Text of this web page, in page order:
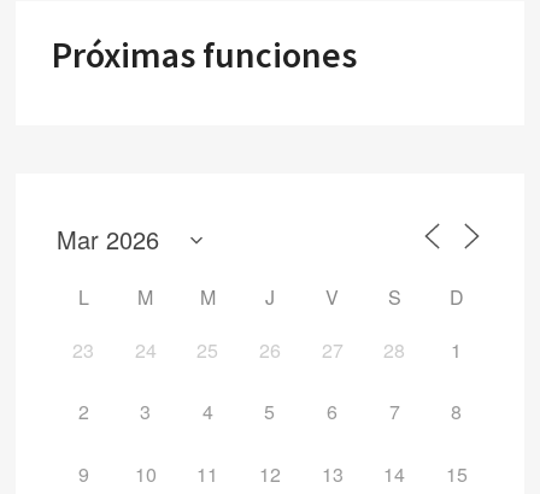
Próximas funciones
L M M J V S
D
23
24 25 26 27 28 1
2 3 4 5 6 7 8
9 10 11 12 13 14 15